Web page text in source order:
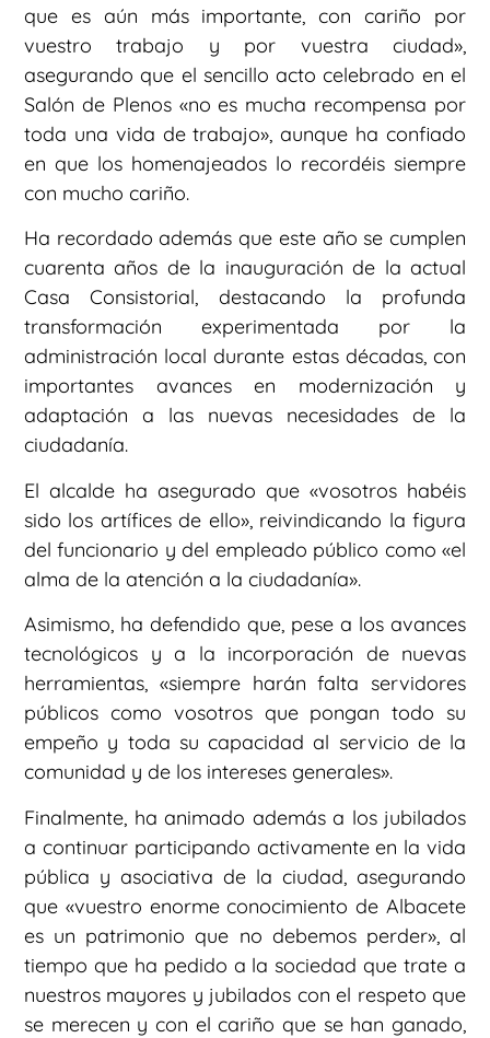
que es aún más importante, con cariño por
vuestro trabajo y por vuestra ciudad»,
asegurando que el sencillo acto celebrado en el
Salón de Plenos «no es mucha recompensa por
toda una vida de trabajo», aunque ha confiado
en que los homenajeados lo recordéis siempre
con mucho cariño.
Ha recordado además que este año se cumplen
cuarenta años de la inauguración de la actual
Casa Consistorial, destacando la profunda
transformación experimentada por la
administración local durante estas décadas, con
importantes avances en modernización y
adaptación a las nuevas necesidades de la
ciudadanía.
El alcalde ha asegurado que «vosotros habéis
sido los artífices de ello», reivindicando la figura
del funcionario y del empleado público como «el
alma de la atención a la ciudadanía».
Asimismo, ha defendido que, pese a los avances
tecnológicos y a la incorporación de nuevas
herramientas, «siempre harán falta servidores
públicos como vosotros que pongan todo su
empeño y toda su capacidad al servicio de la
comunidad y de los intereses generales».
Finalmente, ha animado además a los jubilados
a continuar participando activamente en la vida
pública y asociativa de la ciudad, asegurando
que «vuestro enorme conocimiento de Albacete
es un patrimonio que no debemos perder», al
tiempo que ha pedido a la sociedad que trate a
nuestros mayores y jubilados con el respeto que
se merecen y con el cariño que se han ganado,